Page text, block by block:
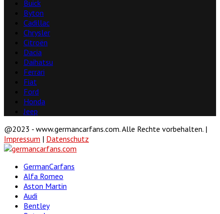
Buick
Byton
Cadillac
Chrysler
Citroën
Dacia
Daihatsu
Ferrari
Fiat
Ford
Honda
Jeep
@2023 - www.germancarfans.com. Alle Rechte vorbehalten. |
Impressum | Datenschutz
GermanCarfans
Alfa Romeo
Aston Martin
Audi
Bentley